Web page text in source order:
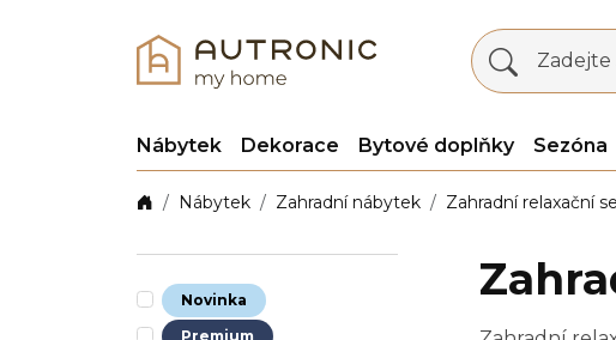
Zadejte
Nábytek Dekorace Bytové doplňky Sezóna
Nábytek Zahradní nábytek Zahradní relaxační
Novinka
Premium